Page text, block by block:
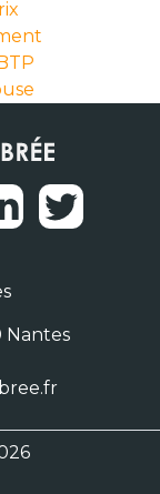
Nantes